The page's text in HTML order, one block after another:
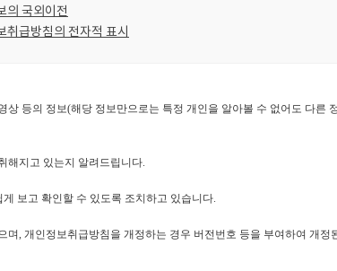
의 국외이전
취급방침의 전자적 표시
상 등의 정보(해당 정보만으로는 특정 개인을 알아볼 수 없어도 다른
해지고 있는지 알려드립니다.
보고 확인할 수 있도록 조치하고 있습니다.
며, 개인정보취급방침을 개정하는 경우 버전번호 등을 부여하여 개정